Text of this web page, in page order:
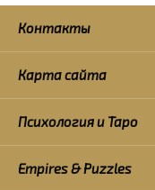
Контакты
Карта сайта
Психология и Таро
Empires & Puzzles